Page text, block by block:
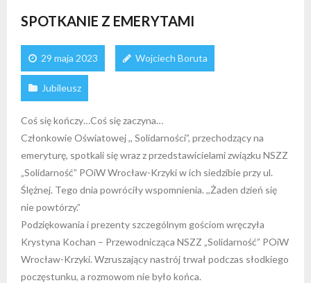
SPOTKANIE Z EMERYTAMI
29 maja 2023 Wojciech Boruta
Jubileusz
Coś się kończy…Coś się zaczyna…
Członkowie Oświatowej ,, Solidarności”, przechodzący na
emeryturę, spotkali się wraz z przedstawicielami związku NSZZ
„Solidarność” POiW Wrocław-Krzyki w ich siedzibie przy ul.
Ślężnej. Tego dnia powróciły wspomnienia. ,,Żaden dzień się
nie powtórzy.”
Podziękowania i prezenty szczególnym gościom wręczyła
Krystyna Kochan – Przewodnicząca NSZZ „Solidarność” POiW
Wrocław-Krzyki. Wzruszający nastrój trwał podczas słodkiego
poczęstunku, a rozmowom nie było końca.